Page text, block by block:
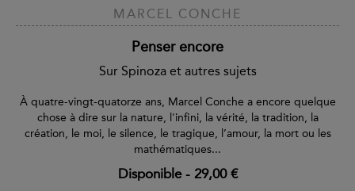
MARCEL CONCHE
Penser encore
Sur Spinoza et autres sujets
À quatre-vingt-quatorze ans, Marcel Conche a encore quelque
chose à dire sur la nature, l'infini, la vérité, la tradition, la
création, le moi, le silence, le tragique, l’amour, la mort ou les
mathématiques...
Disponible- 29,00 €